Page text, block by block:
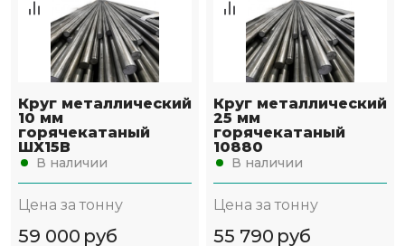
Круг металлический
10 мм
горячекатаный
ШХ15В
В наличии
Цена за тонну
59 000 руб
Круг металлический
25 мм
горячекатаный
10880
В наличии
Цена за тонну
55 790 руб